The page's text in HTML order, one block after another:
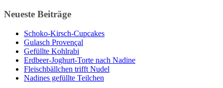
Neueste Beiträge
Schoko-Kirsch-Cupcakes
Gulasch Provençal
Gefüllte Kohlrabi
Erdbeer-Joghurt-Torte nach Nadine
Fleischbällchen trifft Nudel
Nadines gefüllte Teilchen